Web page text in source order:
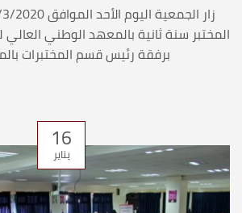
المختبر سنة ثانية بالمعهد الوطني
برفقة رئيس قسم المختبرات
16
يناير